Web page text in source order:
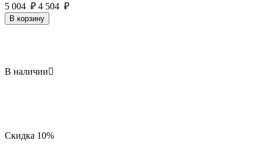
5 004 ₽ 4 504 ₽
В корзину
В наличии
Скидка 10%